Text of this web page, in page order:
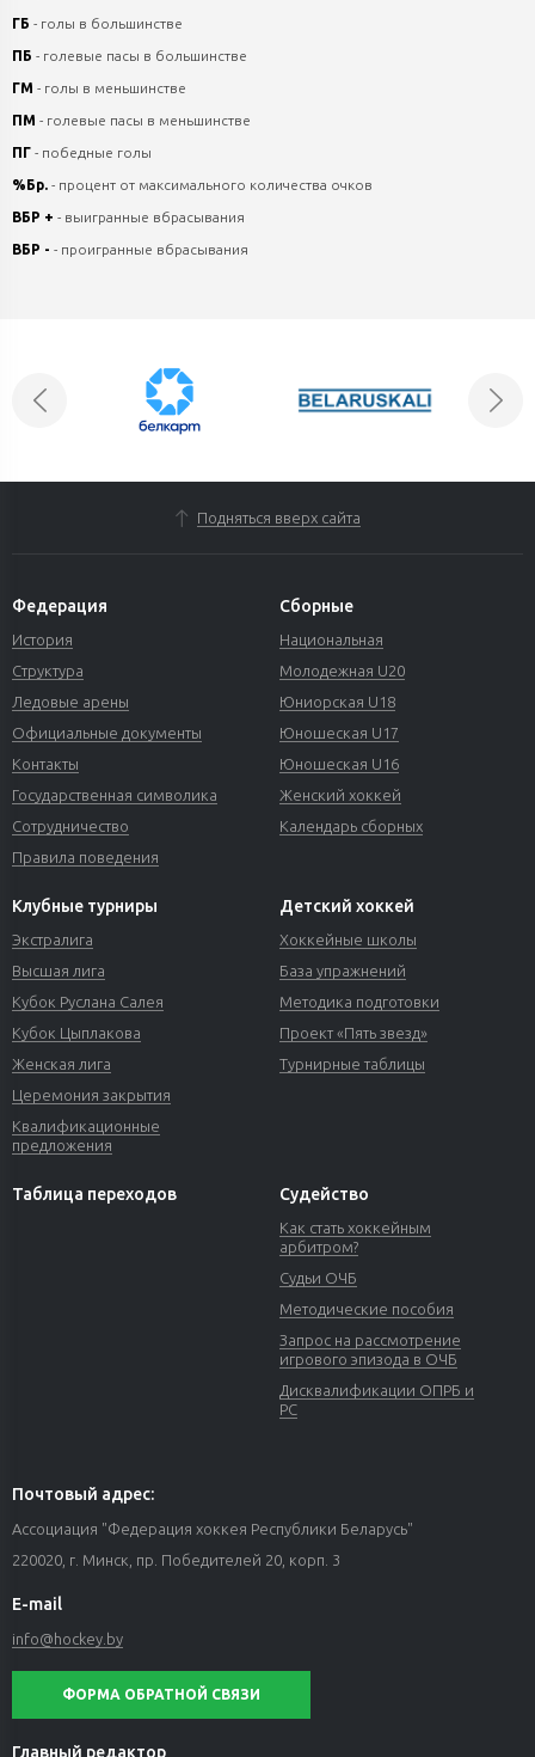
ГБ - голы в большинстве
ПБ - голевые пасы в большинстве
ГМ - голы в меньшинстве
ПМ - голевые пасы в меньшинстве
ПГ - победные голы
%Бр. - процент от максимального количества очков
ВБР + - выигранные вбрасывания
ВБР - - проигранные вбрасывания
Подняться вверх сайта
Федерация
История
Структура
Ледовые арены
Официальные документы
Контакты
Государственная символика
Сотрудничество
Правила поведения
Сборные
Национальная
Молодежная U20
Юниорская U18
Юношеская U17
Юношеская U16
Женский хоккей
Календарь сборных
Клубные турниры
Экстралига
Высшая лига
Кубок Руслана Салея
Кубок Цыплакова
Женская лига
Церемония закрытия
Квалификационные
предложения
Детский хоккей
Хоккейные школы
База упражнений
Методика подготовки
Проект «Пять звезд»
Турнирные таблицы
Таблица переходов Судейство
Как стать хоккейным
арбитром?
Судьи ОЧБ
Методические пособия
Запрос на рассмотрение
игрового эпизода в ОЧБ
Дисквалификации ОПРБ и
РС
Почтовый адрес:
Ассоциация "Федерация хоккея Республики Беларусь"
220020, г. Минск, пр. Победителей 20, корп. 3
E-mail
info@hockey.by
ФОРМА ОБРАТНОЙ СВЯЗИ
Главный редактор